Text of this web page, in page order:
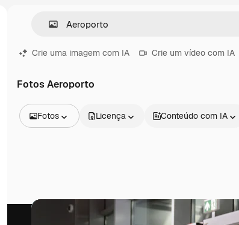
Crie uma imagem com IA Crie um vídeo com IA
Fotos Aeroporto
Fotos
Vídeos
Clipes de vídeo
Licença Conteúdo com IA